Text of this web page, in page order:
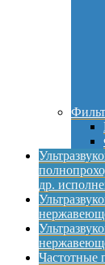
др.
Частотные